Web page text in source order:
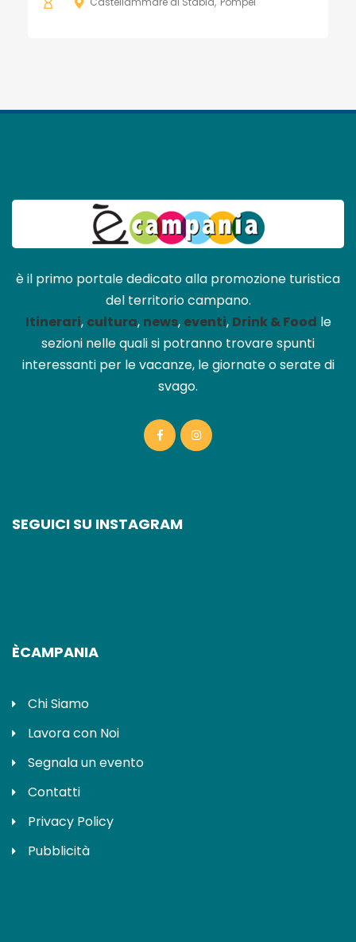
è il primo portale dedicato alla promozione turistica
del territorio campano.
Itinerari, cultura, news, eventi, Drink & Food le
sezioni nelle quali si potranno trovare spunti
interessanti per le vacanze, le giornate o serate di
svago.
SEGUICI SU INSTAGRAM
ÈCAMPANIA
Chi Siamo
Lavora con Noi
Segnala un evento
Contatti
Privacy Policy
Pubblicità